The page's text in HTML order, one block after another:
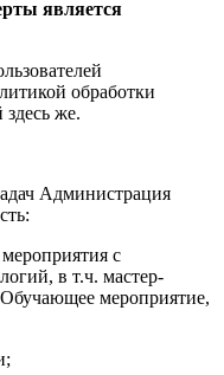
является
обработки
же.
Администрация
с
в т.ч. мастер-
мероприятие,